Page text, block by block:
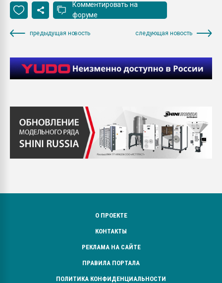
Комментировать на
форуме
предыдущая новость следующая новость
О ПРОЕКТЕ
КОНТАКТЫ
РЕКЛАМА НА САЙТЕ
ПРАВИЛА ПОРТАЛА
ПОЛИТИКА КОНФИДЕНЦИАЛЬНОСТИ